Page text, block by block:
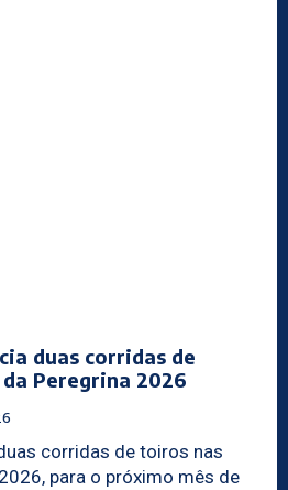
duas corridas de
Peregrina 2026
corridas de toiros nas
para o próximo mês de